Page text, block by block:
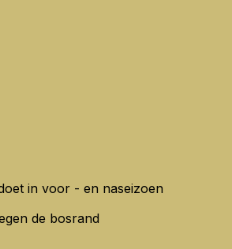
in voor - en naseizoen
de bosrand